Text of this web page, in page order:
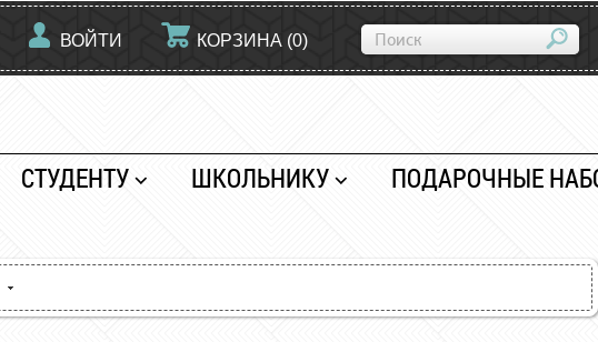
ВОЙТИ КОРЗИНА (0)
СТУДЕНТУ ШКОЛЬНИКУ ПОДАРОЧНЫЕ